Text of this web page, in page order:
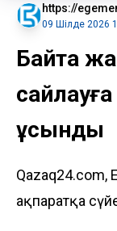
https://
09 Шілде 2026
Байтақ
ұсынды
Qazaq24.com,
ақпаратқа